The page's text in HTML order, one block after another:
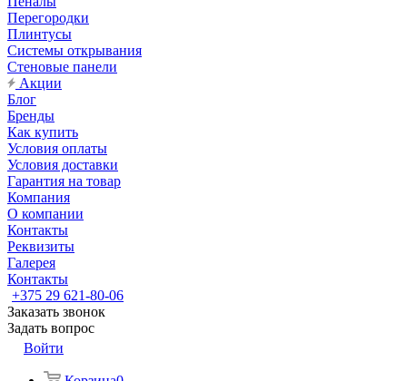
Перегородки
Плинтусы
Системы открывания
Стеновые панели
Акции
Блог
Бренды
Как купить
Условия оплаты
Условия доставки
Гарантия на товар
Компания
О компании
Контакты
Реквизиты
Галерея
Контакты
+375 29 621-80-06
Заказать звонок
Задать вопрос
Войти